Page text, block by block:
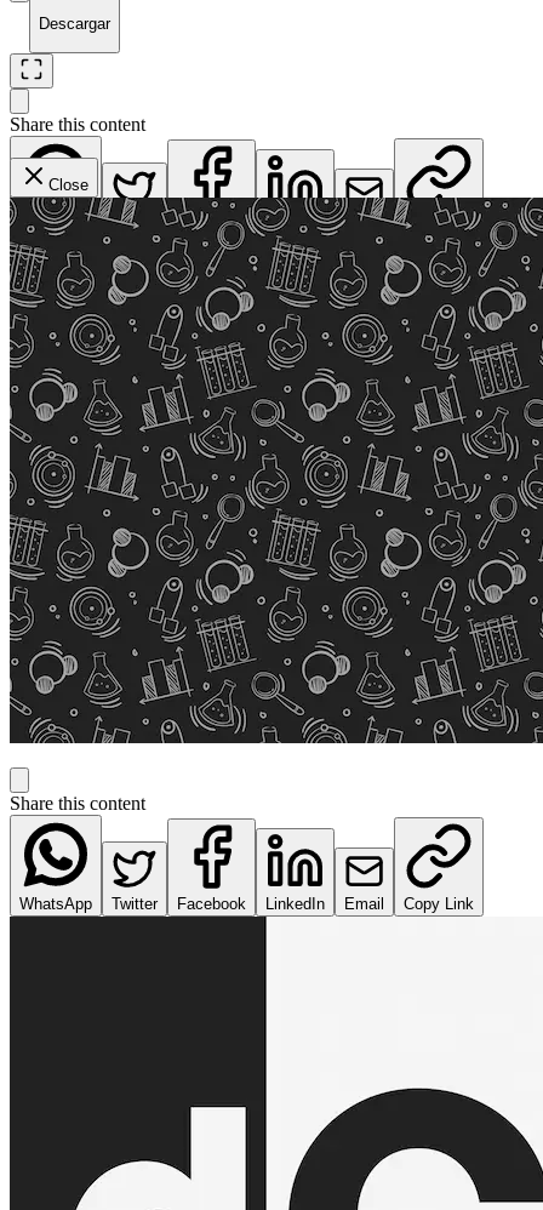
Descargar
Share this content
WhatsApp Twitter Facebook LinkedIn Email Copy Link
Close
Share this content
WhatsApp Twitter Facebook LinkedIn Email Copy Link